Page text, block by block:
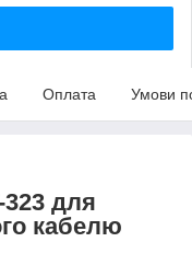
Оплата Умови
323 для
кабелю